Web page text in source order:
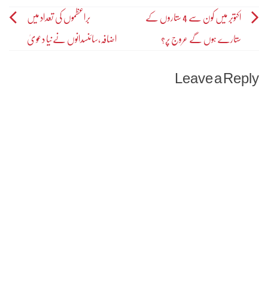
Post
navigation
اکتوبر میں کون سے 4 ستاروں کے
ستارے ہوں گے عروج پر؟
براعظموں کی تعداد میں
اضافہ،سائنسدانوں نےنیا دعویٰ
Leave a Reply